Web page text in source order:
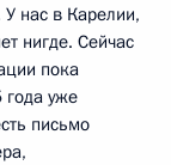
нас в Карелии,
нигде. Сейчас
пока
уже
письмо